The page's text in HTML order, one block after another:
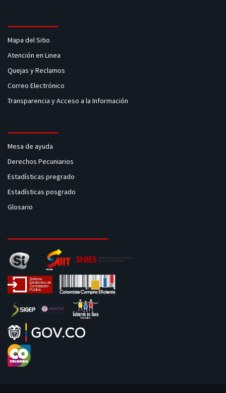
Mapa del Sitio
Atención en Linea
Quejas y Reclamos
Correo Electrónico
Transparencia y Acceso a la Información
Mesa de ayuda
Derechos Pecuniarios
Estadísticas pregrado
Estadísticas posgrado
Glosario